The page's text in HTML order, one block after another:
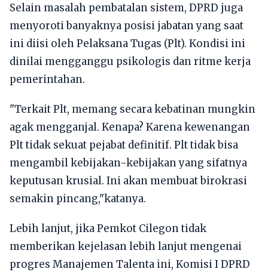
Selain masalah pembatalan sistem, DPRD juga
menyoroti banyaknya posisi jabatan yang saat
ini diisi oleh Pelaksana Tugas (Plt). Kondisi ini
dinilai mengganggu psikologis dan ritme kerja
pemerintahan.
"Terkait Plt, memang secara kebatinan mungkin
agak mengganjal. Kenapa? Karena kewenangan
Plt tidak sekuat pejabat definitif. Plt tidak bisa
mengambil kebijakan-kebijakan yang sifatnya
keputusan krusial. Ini akan membuat birokrasi
semakin pincang,"katanya.
Lebih lanjut, jika Pemkot Cilegon tidak
memberikan kejelasan lebih lanjut mengenai
progres Manajemen Talenta ini, Komisi I DPRD